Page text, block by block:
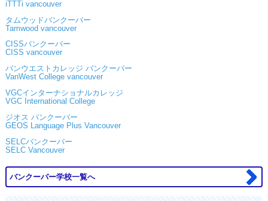
iTTTi vancouver
タムウッドバンクーバー
Tamwood vancouver
CISSバンクーバー
CISS vancouver
バンウエストカレッジ バンクーバー
VanWest College vancouver
VGCインターナショナルカレッジ
VGC International College
ジオス バンクーバー
GEOS Language Plus Vancouver
SELCバンクーバー
SELC Vancouver
バンクーバー学校一覧へ